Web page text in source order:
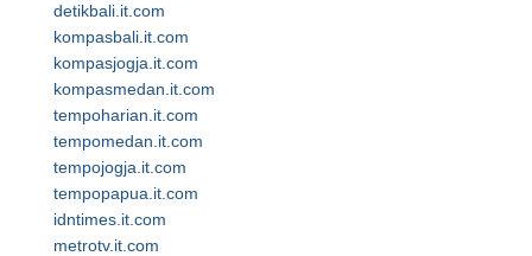
detikbali.it.com
kompasbali.it.com
kompasjogja.it.com
kompasmedan.it.com
tempoharian.it.com
tempomedan.it.com
tempojogja.it.com
tempopapua.it.com
idntimes.it.com
metrotv.it.com